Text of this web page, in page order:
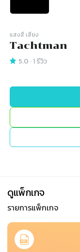
แสงสี เสียง
Tachtman
5.0 ·1รีวิว
ดูแพ็กเกจ
รายการแพ็กเกจ
Slide 1 of 6